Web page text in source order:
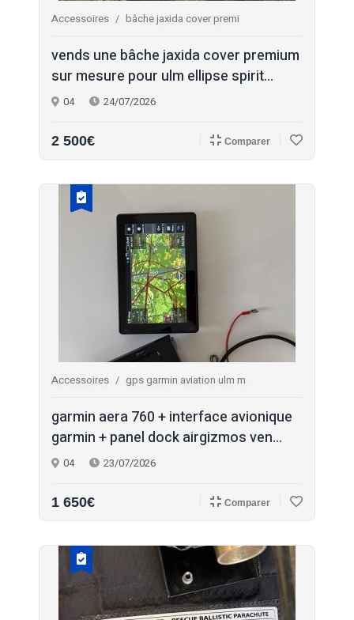
Accessoires bâche jaxida cover premi
vends une bâche jaxida cover premium
sur mesure pour ulm ellipse spirit...
04 24/07/2026
2 500€ Comparer
Accessoires gps garmin aviation ulm m
garmin aera 760 + interface avionique
garmin + panel dock airgizmos ven...
04 23/07/2026
1 650€ Comparer